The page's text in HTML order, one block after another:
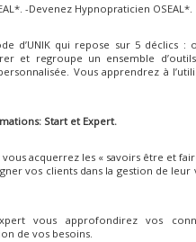
-Devenez Hypnopraticien OSEAL*.
d’UNIK qui repose sur 5 déclics :
et regroupe un ensemble
Vous apprendrez à
Start et Expert.
vous acquerrez les « savoirs être et
vos clients dans la gestion de
vous approfondirez vos
de vos besoins.